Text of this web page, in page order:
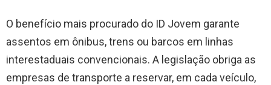
O benefício mais procurado do ID Jovem garante
assentos em ônibus, trens ou barcos em linhas
interestaduais convencionais. A legislação obriga as
empresas de transporte a reservar, em cada veículo,